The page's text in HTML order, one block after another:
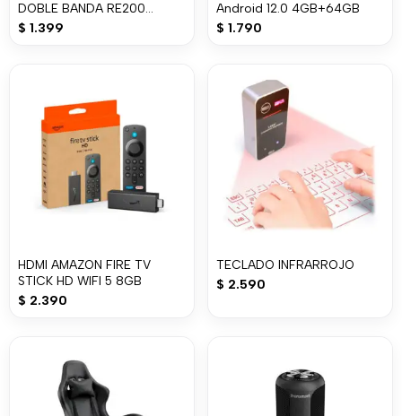
DOBLE BANDA RE200
AC750
$ 1.399
Android 12.0 4GB+64GB
$ 1.790
HDMI AMAZON FIRE TV
STICK HD WIFI 5 8GB
$ 2.390
TECLADO INFRARROJO
$ 2.590